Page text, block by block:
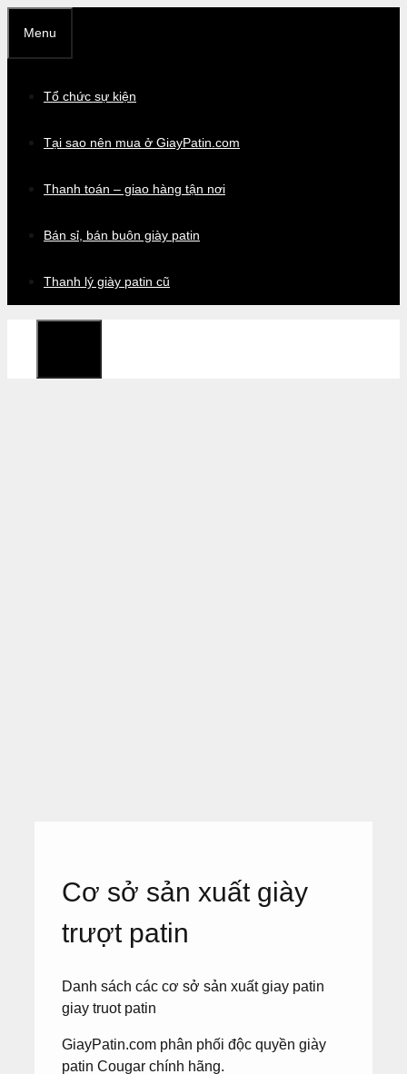
đến
nội
Menu
Tổ chức sự kiện
Tại sao nên mua ở GiayPatin.com
Thanh toán – giao hàng tận nơi
Bán sỉ, bán buôn giày patin
Thanh lý giày patin cũ
Cơ sở sản xuất giày
trượt patin
Danh sách các cơ sở sản xuất giay patin
giay truot patin
GiayPatin.com phân phối độc quyền giày
patin Cougar chính hãng.